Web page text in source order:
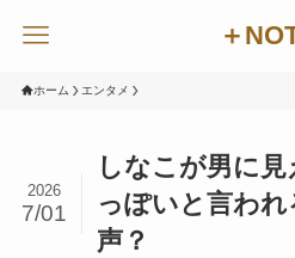
＋
ホーム エンタメ
しなこが男に
っぽいと言わ
声？
2026
7/01